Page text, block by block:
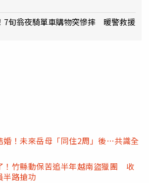
7旬翁夜騎單車購物突慘摔 暖警救援
婚！未來岳母「同住2周」後…共識全
！竹縣動保苦追半年越南盜獵團 收
半路搶功